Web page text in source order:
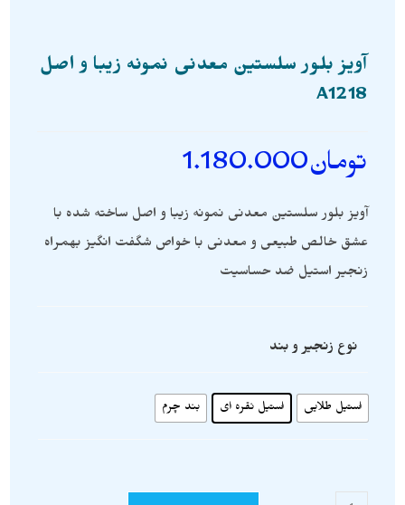
آویز بلور سلستین معدنی نمونه زیبا و اصل
A1218
تومان1.180.000
آویز بلور سلستین معدنی نمونه زیبا و اصل ساخته شده با
عشق خالص طبیعی و معدنی با خواص شگفت انگیز بهمراه
زنجیر استیل ضد حساسیت
نوع زنجیر و بند
استیل طلایی استیل نقره ای بند چرم